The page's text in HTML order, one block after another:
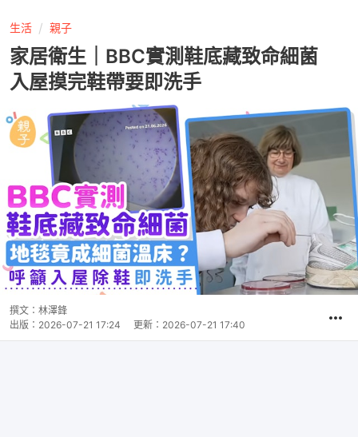
生活 親子
家居衛生｜BBC實測鞋底藏致命細菌
入屋摸完鞋帶要即洗手
撰文： 林澤鋒
出版： 2026-07-21 17:24 更新： 2026-07-21 17:40